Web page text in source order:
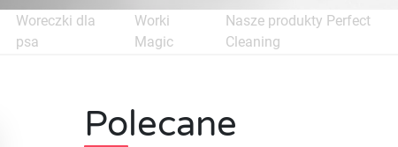
Woreczki dla
psa
Worki
Magic
Nasze produkty Perfect
Cleaning
Polecane